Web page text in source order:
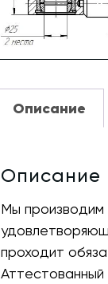
Описание
Описание
Мы производим
проходит